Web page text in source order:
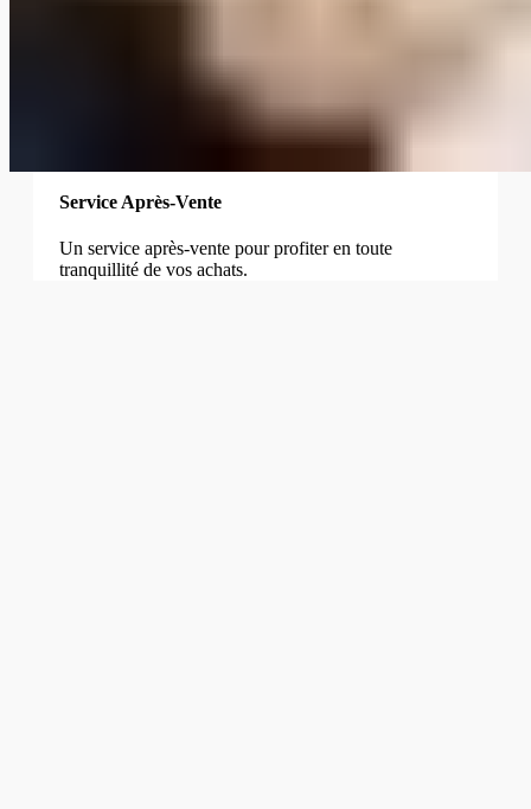
Service Après-Vente
Un service après-vente pour profiter en toute
tranquillité de vos achats.